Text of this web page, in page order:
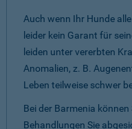
Auch wenn Ihr Hunde
leider kein Garant für
leiden unter vererbten
Anomalien, z. B.
Leben teilweise schwer
Bei der Barmenia
Behandlungen Sie